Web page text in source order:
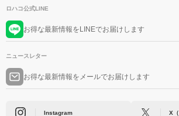
ロハコ公式LINE
お得な最新情報をLINEでお届けします
ニュースレター
お得な最新情報をメールでお届けします
Instagram X